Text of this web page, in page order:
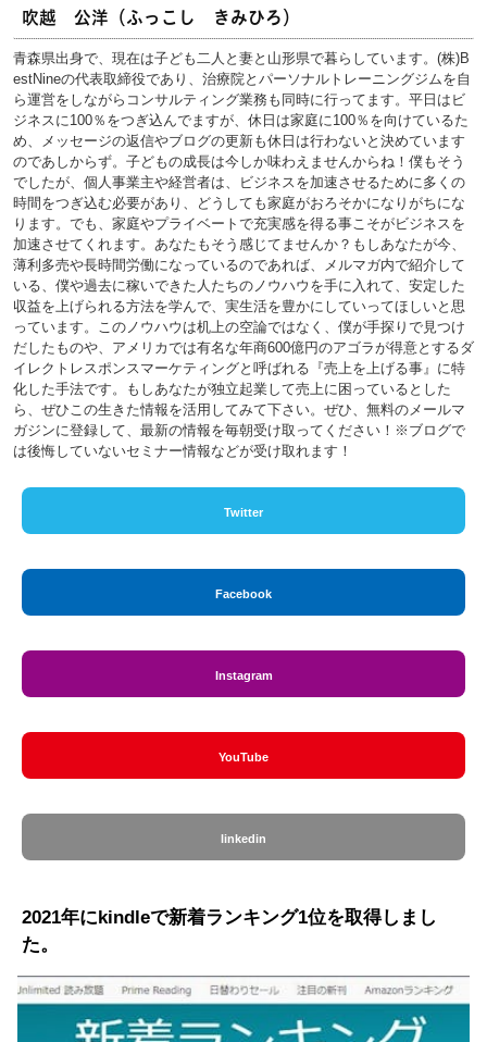
吹越 公洋（ふっこし きみひろ）
青森県出身で、現在は子ども二人と妻と山形県で暮らしています。(株)B
estNineの代表取締役であり、治療院とパーソナルトレーニングジムを自
ら運営をしながらコンサルティング業務も同時に行ってます。平日はビ
ジネスに100％をつぎ込んでますが、休日は家庭に100％を向けているた
め、メッセージの返信やブログの更新も休日は行わないと決めています
のであしからず。子どもの成長は今しか味わえませんからね！僕もそう
でしたが、個人事業主や経営者は、ビジネスを加速させるために多くの
時間をつぎ込む必要があり、どうしても家庭がおろそかになりがちにな
ります。でも、家庭やプライベートで充実感を得る事こそがビジネスを
加速させてくれます。あなたもそう感じてませんか？もしあなたが今、
薄利多売や長時間労働になっているのであれば、メルマガ内で紹介して
いる、僕や過去に稼いできた人たちのノウハウを手に入れて、安定した
収益を上げられる方法を学んで、実生活を豊かにしていってほしいと思
っています。このノウハウは机上の空論ではなく、僕が手探りで見つけ
だしたものや、アメリカでは有名な年商600億円のアゴラが得意とするダ
イレクトレスポンスマーケティングと呼ばれる『売上を上げる事』に特
化した手法です。もしあなたが独立起業して売上に困っているとした
ら、ぜひこの生きた情報を活用してみて下さい。ぜひ、無料のメールマ
ガジンに登録して、最新の情報を毎朝受け取ってください！※ブログで
は後悔していないセミナー情報などが受け取れます！
Twitter
Facebook
Instagram
YouTube
linkedin
2021年にkindleで新着ランキング1位を取得しまし
た。